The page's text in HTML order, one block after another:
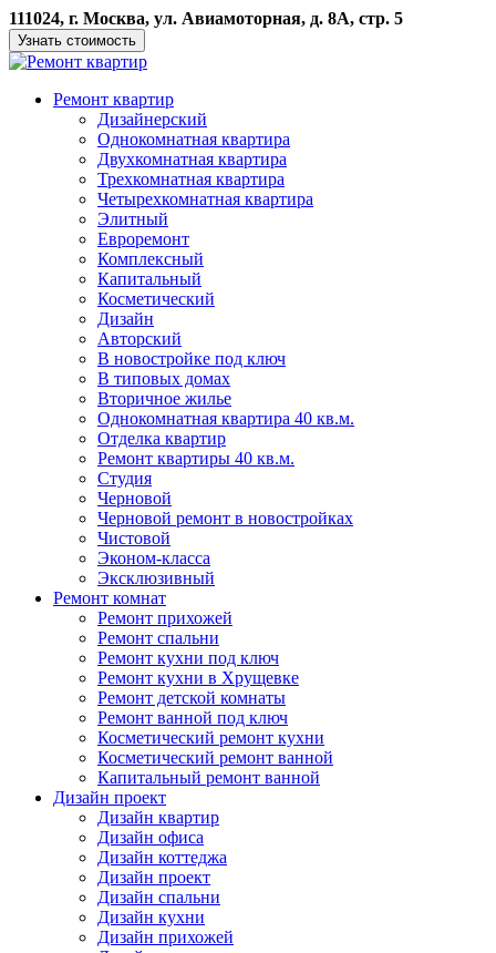
111024, г. Москва, ул. Авиамоторная, д. 8А, стр. 5
Узнать стоимость
Ремонт квартир
Дизайнерский
Однокомнатная квартира
Двухкомнатная квартира
Трехкомнатная квартира
Четырехкомнатная квартира
Элитный
Евроремонт
Комплексный
Капитальный
Косметический
Дизайн
Авторский
В новостройке под ключ
В типовых домах
Вторичное жилье
Однокомнатная квартира 40 кв.м.
Отделка квартир
Ремонт квартиры 40 кв.м.
Студия
Черновой
Черновой ремонт в новостройках
Чистовой
Эконом-класса
Эксклюзивный
Ремонт комнат
Ремонт прихожей
Ремонт спальни
Ремонт кухни под ключ
Ремонт кухни в Хрущевке
Ремонт детской комнаты
Ремонт ванной под ключ
Косметический ремонт кухни
Косметический ремонт ванной
Капитальный ремонт ванной
Дизайн проект
Дизайн квартир
Дизайн офиса
Дизайн коттеджа
Дизайн проект
Дизайн спальни
Дизайн кухни
Дизайн прихожей